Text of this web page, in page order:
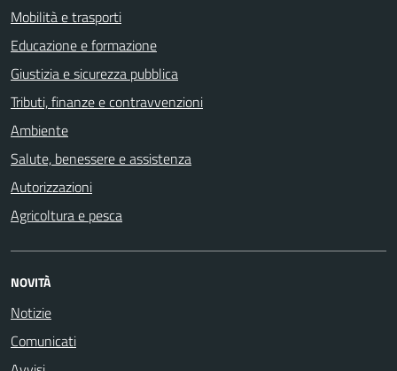
Mobilità e trasporti
Educazione e formazione
Giustizia e sicurezza pubblica
Tributi, finanze e contravvenzioni
Ambiente
Salute, benessere e assistenza
Autorizzazioni
Agricoltura e pesca
NOVITÀ
Notizie
Comunicati